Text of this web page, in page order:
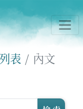
表 內文